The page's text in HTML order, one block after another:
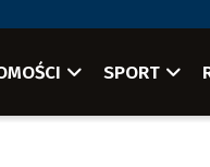
SPORT